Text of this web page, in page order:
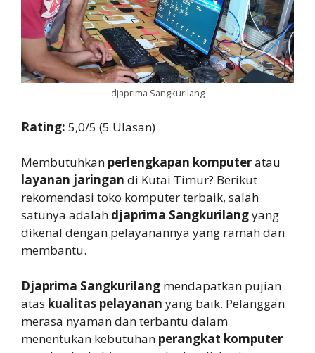
djaprima Sangkurilang
Rating: 5,0/5 (5 Ulasan)
Membutuhkan perlengkapan komputeratau
layanan jaringan di Kutai Timur? Berikut
rekomendasi toko komputer terbaik, salah
satunya adalah djaprima Sangkurilangyang
dikenal dengan pelayanannya yang ramah dan
membantu.
Djaprima Sangkurilang mendapatkan pujian
atas kualitas pelayanan yang baik. Pelanggan
merasa nyaman dan terbantu dalam
menentukan kebutuhan perangkat komputer